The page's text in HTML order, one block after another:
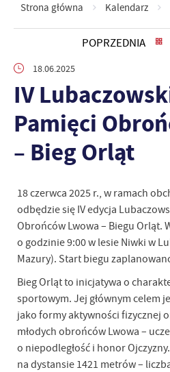
Strona główna Kalendarz
POPRZEDNIA
18.06.2025
IV
Pamięci
– Bieg Orląt
18 czerwca 2025 r., w ramach
odbędzie się IV edycja
Obrońców Lwowa – Biegu Orląt.
o godzinie 9:00 w lesie Niwki w
Mazury). Start biegu
Bieg Orląt to inicjatywa o
sportowym. Jej głównym celem
jako formy aktywności fizycznej
młodych obrońców Lwowa –
o niepodległość i honor
na dystansie 1421 metrów –